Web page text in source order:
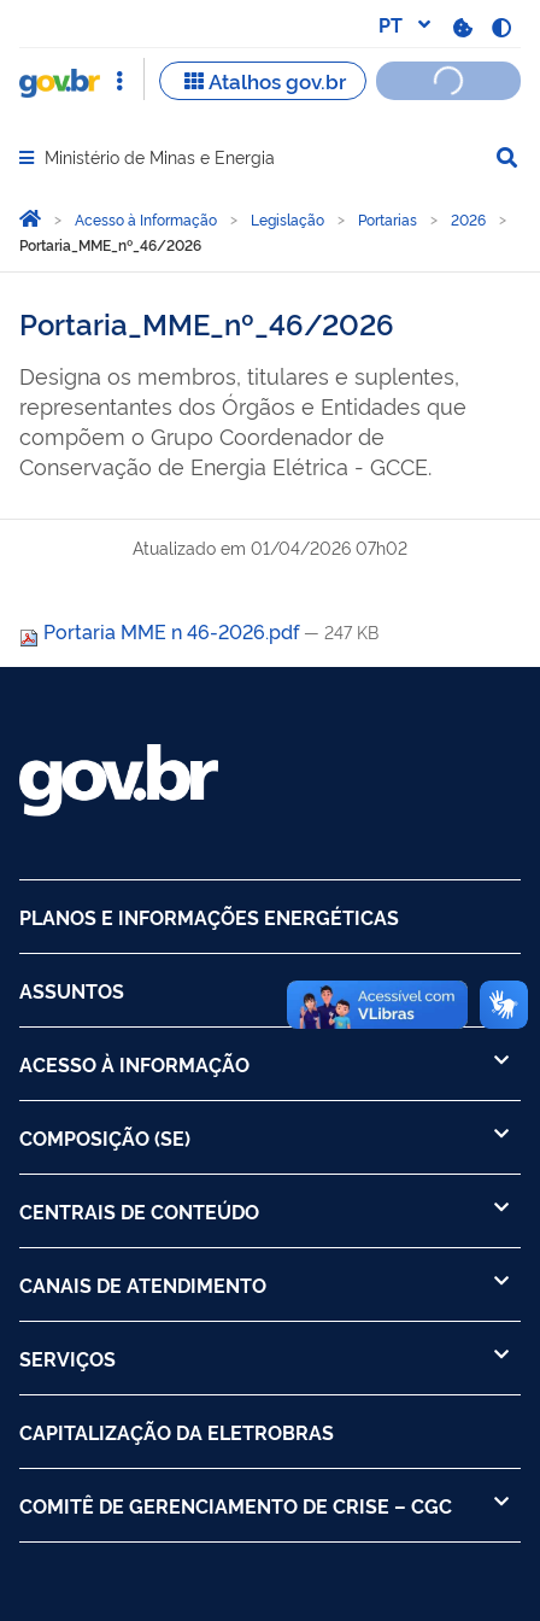
Abrir menu principal de navegação
Ministério de Minas e Energia
Você está aqui:
Página Inicial
Acesso à Informação Legislação Portarias
2026
Portaria_MME_nº_46/2026
Portaria_MME_nº_46/2026
Designa os membros, titulares e suplentes,
representantes dos Órgãos e Entidades que
compõem o Grupo Coordenador de
Conservação de Energia Elétrica - GCCE.
Atualizado em 01/04/2026 07h02
Portaria MME n 46-2026.pdf — 247 KB
PLANOS E INFORMAÇÕES ENERGÉTICAS
ASSUNTOS
ACESSO À INFORMAÇÃO
COMPOSIÇÃO (SE)
CENTRAIS DE CONTEÚDO
CANAIS DE ATENDIMENTO
SERVIÇOS
CAPITALIZAÇÃO DA ELETROBRAS
COMITÊ DE GERENCIAMENTO DE CRISE – CGC